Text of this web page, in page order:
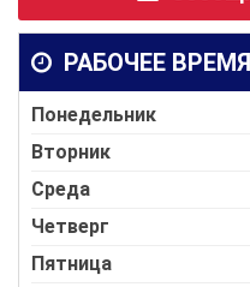
РАБОЧЕЕ ВРЕМЯ
Понедельник
Вторник
Среда
Четверг
Пятница